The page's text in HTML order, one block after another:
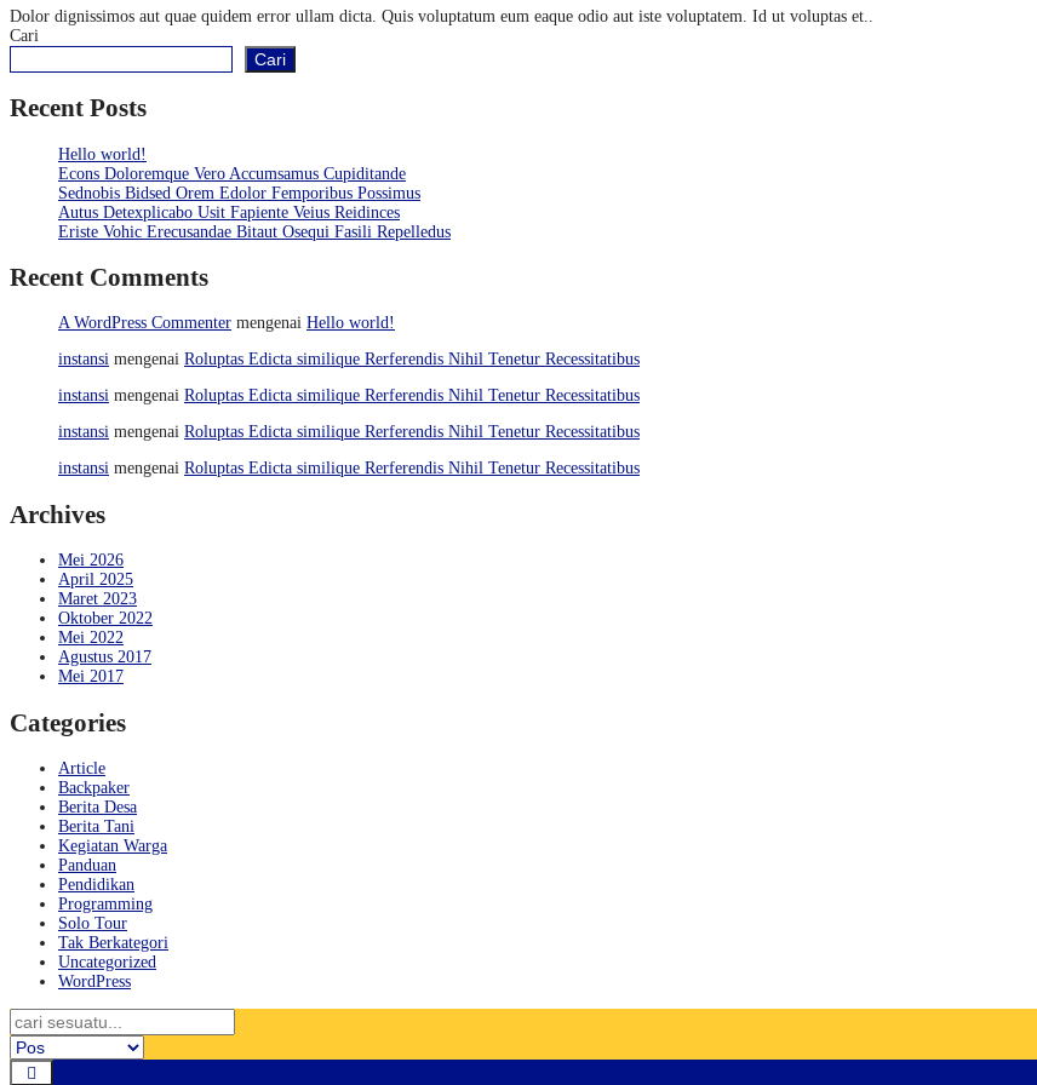
Dolor dignissimos aut quae quidem error ullam dicta. Quis voluptatum eum eaque odio aut iste voluptatem. Id ut voluptas et..
Cari
Cari
Recent Posts
Hello world!
Econs Doloremque Vero Accumsamus Cupiditande
Sednobis Bidsed Orem Edolor Femporibus Possimus
Autus Detexplicabo Usit Fapiente Veius Reidinces
Eriste Vohic Erecusandae Bitaut Osequi Fasili Repelledus
Recent Comments
A WordPress Commenter mengenai Hello world!
instansi mengenai Roluptas Edicta similique Rerferendis Nihil Tenetur Recessitatibus
instansi mengenai Roluptas Edicta similique Rerferendis Nihil Tenetur Recessitatibus
instansi mengenai Roluptas Edicta similique Rerferendis Nihil Tenetur Recessitatibus
instansi mengenai Roluptas Edicta similique Rerferendis Nihil Tenetur Recessitatibus
Archives
Mei 2026
April 2025
Maret 2023
Oktober 2022
Mei 2022
Agustus 2017
Mei 2017
Categories
Article
Backpaker
Berita Desa
Berita Tani
Kegiatan Warga
Panduan
Pendidikan
Programming
Solo Tour
Tak Berkategori
Uncategorized
WordPress